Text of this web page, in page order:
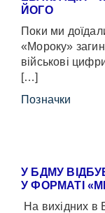
ЙОГО
Поки ми
«Мороку»
військові
[…]
Позначки
У БДМУ
У ФОРМАТІ
На вихідних